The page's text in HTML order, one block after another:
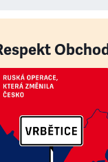
Obchod